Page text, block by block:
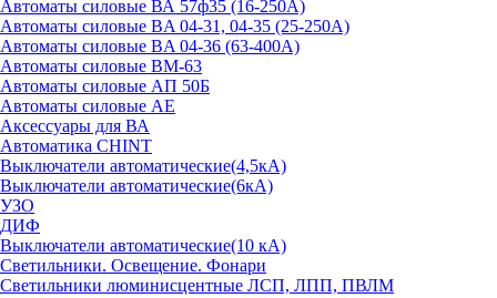
Автоматы силовые ВА 57ф35 (16-250А)
Автоматы силовые BA 04-31, 04-35 (25-250А)
Автоматы силовые BA 04-36 (63-400А)
Автоматы силовые ВМ-63
Автоматы силовые АП 50Б
Автоматы силовые АЕ
Аксессуары для ВА
Автоматика CHINT
Выключатели автоматические(4,5кА)
Выключатели автоматические(6кА)
УЗО
ДИФ
Выключатели автоматические(10 кА)
Светильники. Освещение. Фонари
Светильники люминисцентные ЛСП, ЛПП, ПВЛМ